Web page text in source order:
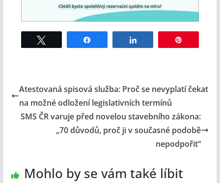
Atestovaná spisová služba: Proč se nevyplatí čekat
na možné odložení legislativních termínů
SMS ČR varuje před novelou stavebního zákona:
„70 důvodů, proč ji v současné podobě
nepodpořit“
Mohlo by se vám také líbit